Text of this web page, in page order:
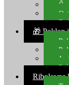
🎁 Poklon
Ribolovne